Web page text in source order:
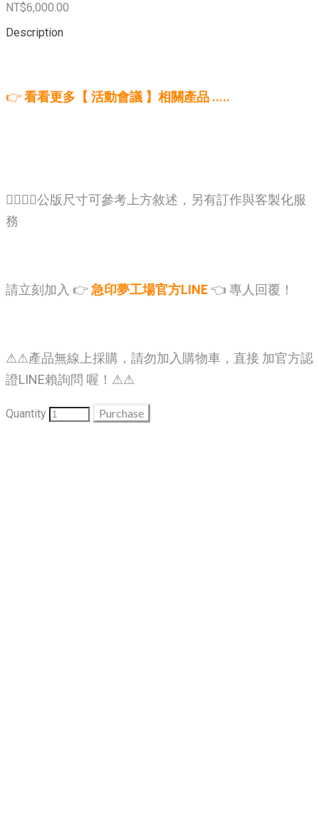
NT$6,000.00
Description
👉看看更多【 活動會議 】相關產品 .....
🙋‍♂️🙋‍♂️公版尺寸可參考上方敘述，另有訂作與客製化服
務
請立刻加入 👉急印夢工場官方LINE👈 專人回覆！
⚠⚠產品無線上採購，請勿加入購物車，直接 加官方認
證LINE賴詢問 喔！⚠⚠
Quantity Purchase